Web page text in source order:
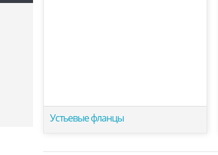
Устьевые фланцы